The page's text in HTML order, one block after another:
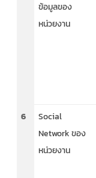
ข้อมูลของ
หน่วยงาน
6
Social
Network ของ
หน่วยงาน